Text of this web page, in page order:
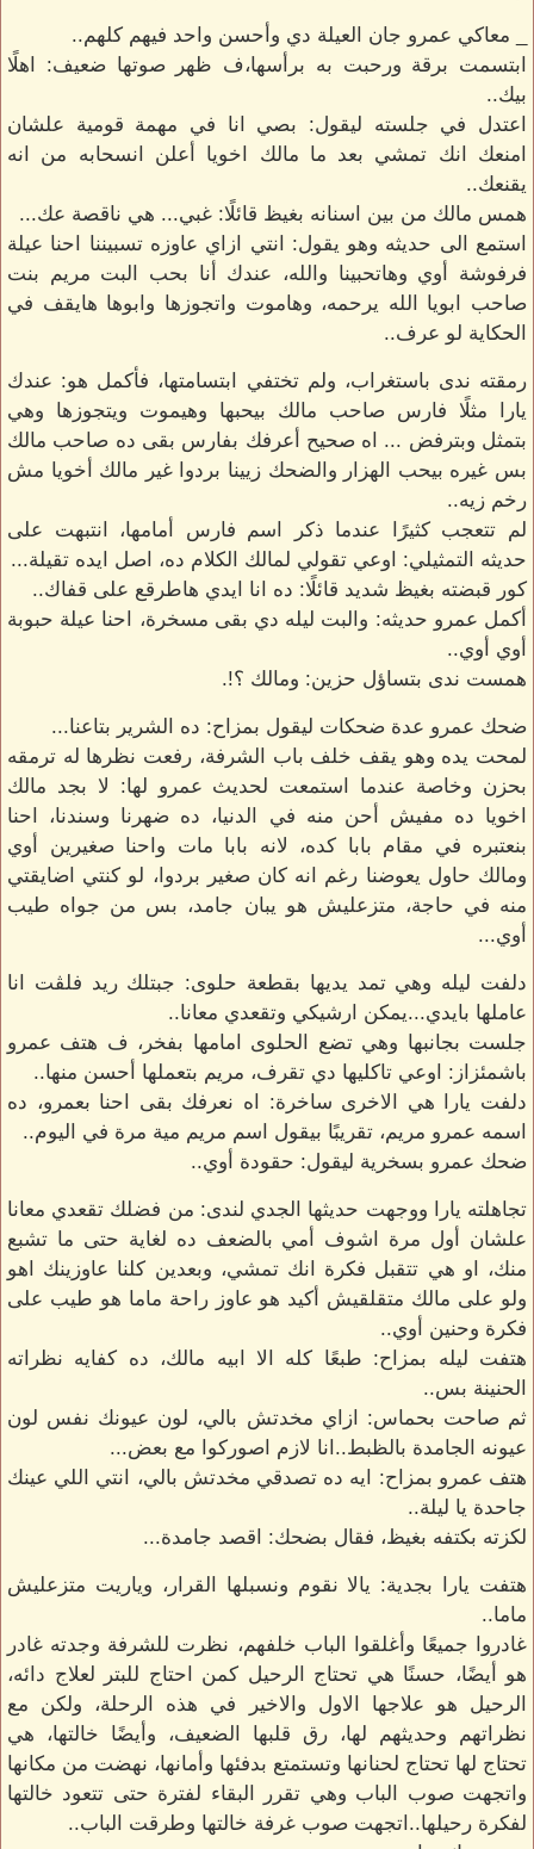
_ معاكي عمرو جان العيلة دي وأحسن واحد فيهم كلهم..
ابتسمت برقة ورحبت به برأسها،ف ظهر صوتها ضعيف: اهلًا
بيك..
اعتدل في جلسته ليقول: بصي انا في مهمة قومية علشان
امنعك انك تمشي بعد ما مالك اخويا أعلن انسحابه من انه
يقنعك..
همس مالك من بين اسنانه بغيظ قائلًا: غبي... هي ناقصة عك...
استمع الى حديثه وهو يقول: انتي ازاي عاوزه تسبيننا احنا عيلة
فرفوشة أوي وهاتحبينا والله، عندك أنا بحب البت مريم بنت
صاحب ابويا الله يرحمه، وهاموت واتجوزها وابوها هايقف في
الحكاية لو عرف..
رمقته ندى باستغراب، ولم تختفي ابتسامتها، فأكمل هو: عندك
يارا مثلًا فارس صاحب مالك بيحبها وهيموت ويتجوزها وهي
بتمثل وبترفض ... اه صحيح أعرفك بفارس بقى ده صاحب مالك
بس غيره بيحب الهزار والضحك زيينا بردوا غير مالك أخويا مش
رخم زيه..
لم تتعجب كثيرًا عندما ذكر اسم فارس أمامها، انتبهت على
حديثه التمثيلي: اوعي تقولي لمالك الكلام ده، اصل ايده تقيلة...
كور قبضته بغيظ شديد قائلًا: ده انا ايدي هاطرقع على قفاك..
أكمل عمرو حديثه: والبت ليله دي بقى مسخرة، احنا عيلة حبوبة
أوي أوي..
همست ندى بتساؤل حزين: ومالك ؟!.
ضحك عمرو عدة ضحكات ليقول بمزاح: ده الشرير بتاعنا...
لمحت يده وهو يقف خلف باب الشرفة، رفعت نظرها له ترمقه
بحزن وخاصة عندما استمعت لحديث عمرو لها: لا بجد مالك
اخويا ده مفيش أحن منه في الدنيا، ده ضهرنا وسندنا، احنا
بنعتبره في مقام بابا كده، لانه بابا مات واحنا صغيرين أوي
ومالك حاول يعوضنا رغم انه كان صغير بردوا، لو كنتي اضايقتي
منه في حاجة، متزعليش هو يبان جامد، بس من جواه طيب
أوي...
دلفت ليله وهي تمد يديها بقطعة حلوى: جبتلك ريد فلڤت انا
عاملها بايدي...يمكن ارشيكي وتقعدي معانا..
جلست بجانبها وهي تضع الحلوى امامها بفخر، ف هتف عمرو
باشمئزاز: اوعي تاكليها دي تقرف، مريم بتعملها أحسن منها..
دلفت يارا هي الاخرى ساخرة: اه نعرفك بقى احنا بعمرو، ده
اسمه عمرو مريم، تقريبًا بيقول اسم مريم مية مرة في اليوم..
ضحك عمرو بسخرية ليقول: حقودة أوي..
تجاهلته يارا ووجهت حديثها الجدي لندى: من فضلك تقعدي معانا
علشان أول مرة اشوف أمي بالضعف ده لغاية حتى ما تشبع
منك، او هي تتقبل فكرة انك تمشي، وبعدين كلنا عاوزينك اهو
ولو على مالك متقلقيش أكيد هو عاوز راحة ماما هو طيب على
فكرة وحنين أوي..
هتفت ليله بمزاح: طبعًا كله الا ابيه مالك، ده كفايه نظراته
الحنينة بس..
ثم صاحت بحماس: ازاي مخدتش بالي، لون عيونك نفس لون
عيونه الجامدة بالظبط..انا لازم اصوركوا مع بعض...
هتف عمرو بمزاح: ايه ده تصدقي مخدتش بالي، انتي اللي عينك
جاحدة يا ليلة..
لكزته بكتفه بغيظ، فقال بضحك: اقصد جامدة...
هتفت يارا بجدية: يالا نقوم ونسبلها القرار، وياريت متزعليش
ماما..
غادروا جميعًا وأغلقوا الباب خلفهم، نظرت للشرفة وجدته غادر
هو أيضًا، حسنًا هي تحتاج الرحيل كمن احتاج للبتر لعلاج دائه،
الرحيل هو علاجها الاول والاخير في هذه الرحلة، ولكن مع
نظراتهم وحديثهم لها، رق قلبها الضعيف، وأيضًا خالتها، هي
تحتاج لها تحتاج لحنانها وتستمتع بدفئها وأمانها، نهضت من مكانها
واتجهت صوب الباب وهي تقرر البقاء لفترة حتى تتعود خالتها
لفكرة رحيلها..اتجهت صوب غرفة خالتها وطرقت الباب..